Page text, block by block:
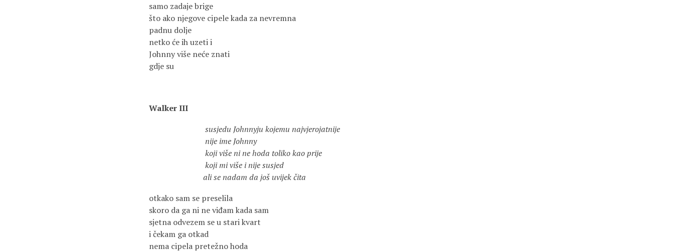
samo zadaje brige
što ako njegove cipele kada za nevremna
padnu dolje
netko će ih uzeti i
Johnny više neće znati
gdje su
Walker III
susjedu Johnnyju kojemu najvjerojatnije
nije ime Johnny
koji više ni ne hoda toliko kao prije
koji mi više i nije susjed
ali se nadam da još uvijek čita
otkako sam se preselila
skoro da ga ni ne viđam kada sam
sjetna odvezem se u stari kvart
i čekam ga otkad
nema cipela pretežno hoda